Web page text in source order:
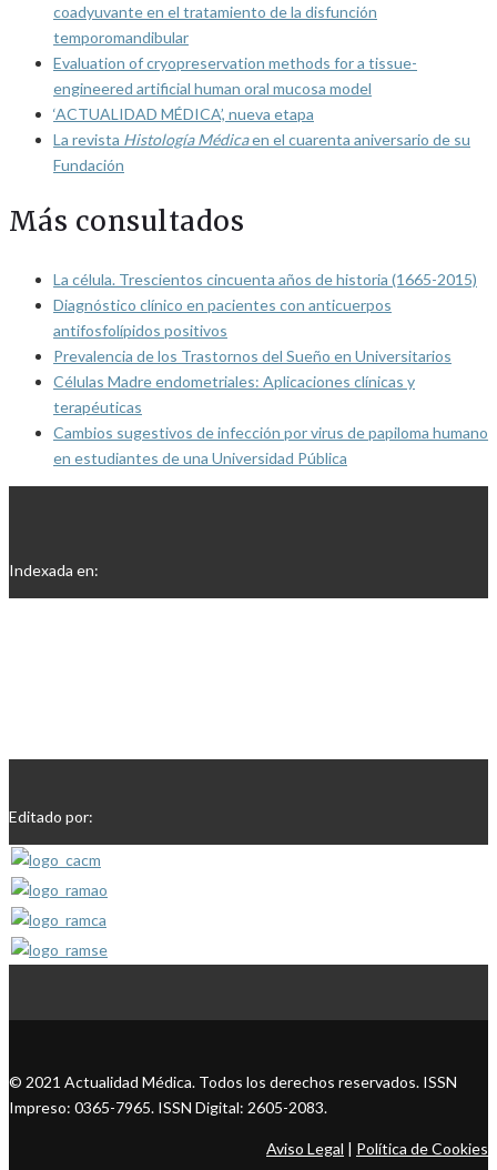
coadyuvante en el tratamiento de la disfunción
temporomandibular
Evaluation of cryopreservation methods for a tissue-
engineered artificial human oral mucosa model
‘ACTUALIDAD MÉDICA’, nueva etapa
La revista Histología Médicaen el cuarenta aniversario de su
Fundación
Más consultados
La célula. Trescientos cincuenta años de historia (1665-2015)
Diagnóstico clínico en pacientes con anticuerpos
antifosfolípidos positivos
Prevalencia de los Trastornos del Sueño en Universitarios
Células Madre endometriales: Aplicaciones clínicas y
terapéuticas
Cambios sugestivos de infección por virus de papiloma humano
en estudiantes de una Universidad Pública
Indexada en:
Editado por:
© 2021 Actualidad Médica. Todos los derechos reservados. ISSN
Impreso: 0365-7965. ISSN Digital: 2605-2083.
Aviso Legal | Política de Cookies